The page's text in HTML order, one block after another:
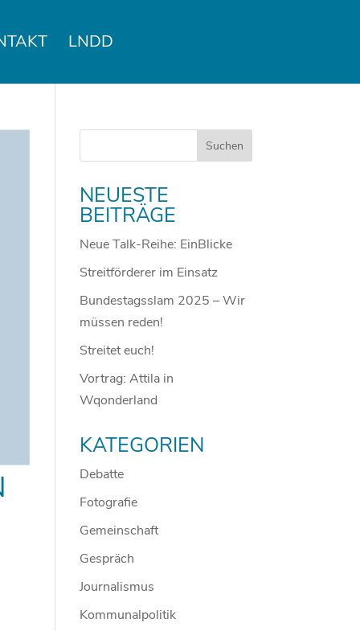
LNDD
NEUESTE
BEITRÄGE
Neue Talk-Reihe: EinBlicke
Streitförderer im Einsatz
Bundestagsslam 2025 – Wir
müssen reden!
Streitet euch!
Vortrag: Attila in
Wqonderland
KATEGORIEN
Debatte
Fotografie
Gemeinschaft
Gespräch
Journalismus
Kommunalpolitik